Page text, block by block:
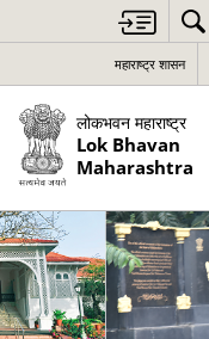
महाराष्ट्र शासन
लोकभवन महाराष्ट्र
Lok Bhavan
Maharashtra